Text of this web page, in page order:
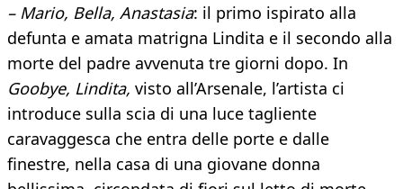
– Mario, Bella, Anastasia: il primo ispirato alla
defunta e amata matrigna Lindita e il secondo alla
morte del padre avvenuta tre giorni dopo. In
Goobye, Lindita, visto all’Arsenale, l’artista ci
introduce sulla scia di una luce tagliente
caravaggesca che entra delle porte e dalle
finestre, nella casa di una giovane donna